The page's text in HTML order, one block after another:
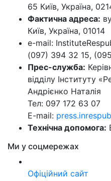
65 Київ, Україна,
Фактична адреса:
Київ, Україна, 01014
e-mail:
(097) 394 32 15,
Прес-служба:
відділу Інституту
Андрієнко Наталія
Тел: 097 172 63 07
E-mail:
Технічна допомога:
Ми у соцмережах
Офіційний сайт